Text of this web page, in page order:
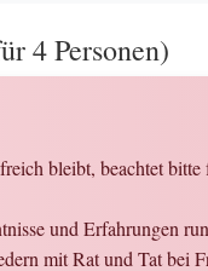
4 Personen)
bleibt, beachtet bitte
und Erfahrungen
mit Rat und Tat bei